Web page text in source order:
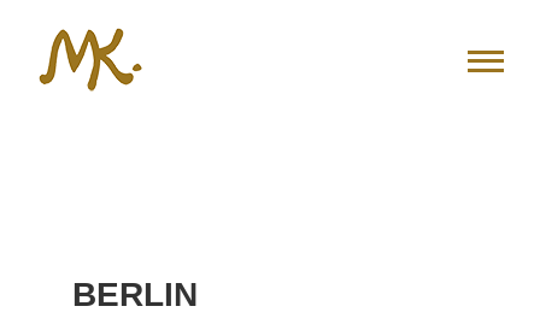
springen
BERLIN